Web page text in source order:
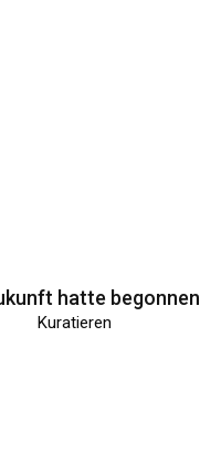
hatte begonnen
Kuratieren